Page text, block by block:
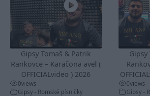
Gipsy Tomaš & Patrik
Rankovce – Karačona avel (
OFFICIALvideo ) 2026
0views
Gipsy - Romské písničky
0views
Gipsy -